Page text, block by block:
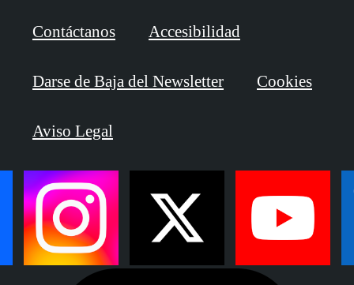
Contáctanos Accesibilidad
Darse de Baja del Newsletter Cookies
Aviso Legal